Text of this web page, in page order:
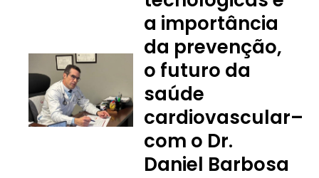
a importância
da prevenção,
o futuro da
saúde
cardiovascular–
com o Dr.
Daniel Barbosa